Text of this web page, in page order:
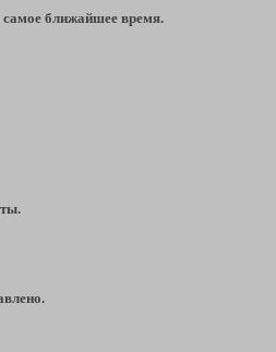
ближайшее время.